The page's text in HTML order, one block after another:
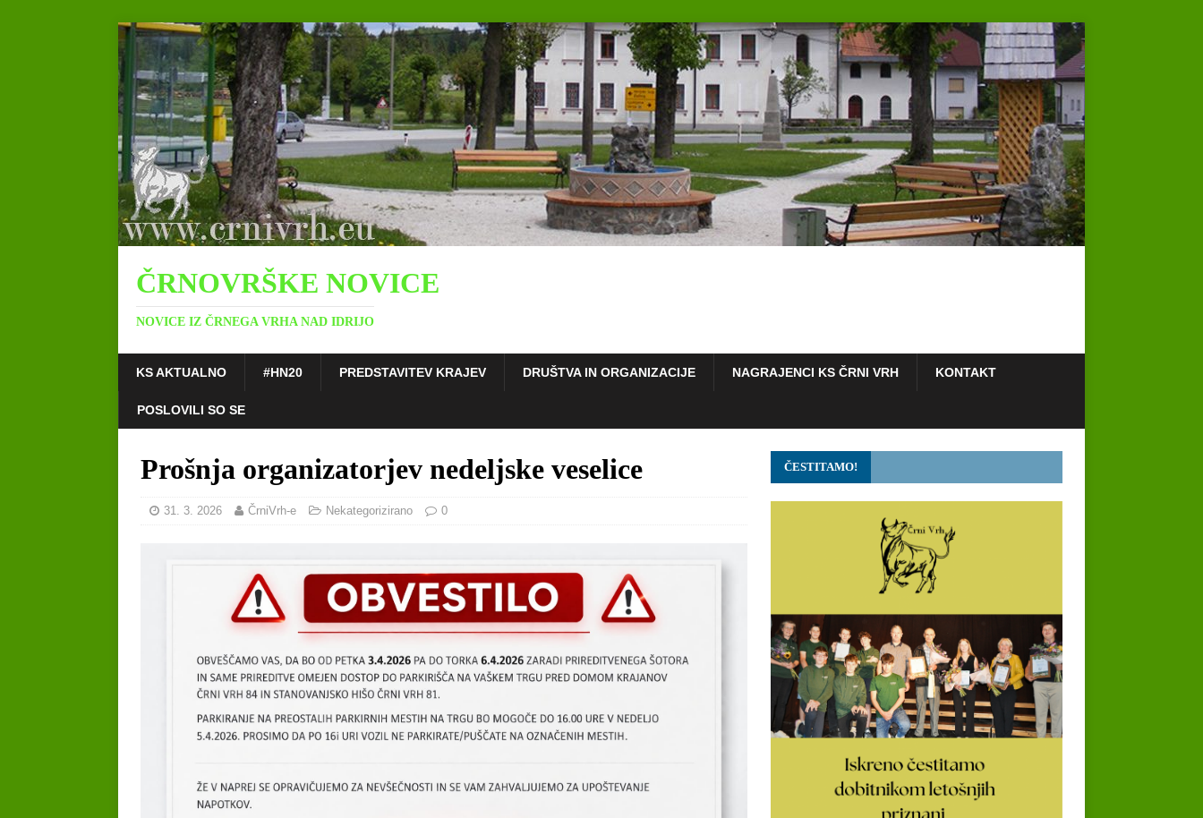
ČRNOVRŠKE NOVICE
NOVICE IZ ČRNEGA VRHA NAD IDRIJO
KS AKTUALNO #HN20 PREDSTAVITEV KRAJEV DRUŠTVA IN ORGANIZACIJE NAGRAJENCI KS ČRNI VRH KONTAKT
POSLOVILI SO SE
Prošnja organizatorjev nedeljske veselice
31. 3. 2026 ČrniVrh-e Nekategorizirano 0
ČESTITAMO!